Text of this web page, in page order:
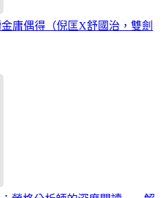
庸偶得（倪匡X舒國治，雙劍